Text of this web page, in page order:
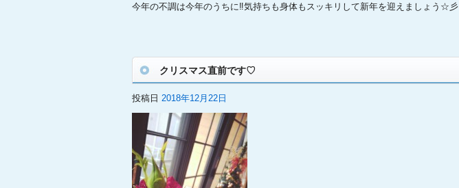
今年の不調は今年のうちに‼気持ちも身体もスッキリして新年を迎えましょう☆彡
クリスマス直前です♡
投稿日 2018年12月22日